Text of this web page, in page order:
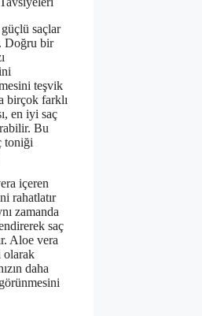
saçlar
Doğru bir
teşvik
birçok farklı
en iyi saç
Bu
toniği
içeren
rahatlatır
zamanda
saç
Aloe vera
olarak
daha